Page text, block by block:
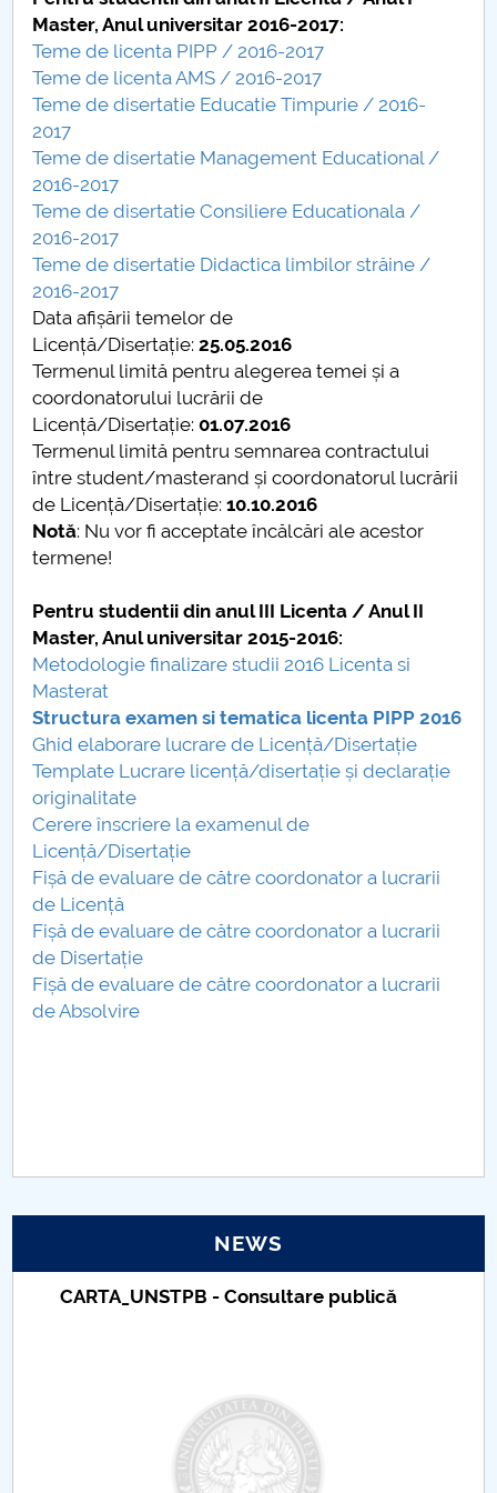
Nr. de telefon si adrese Facultăți
Admission
Români de pretutindeni - ADMITERE
Senate
Faculties
Studenți
Ghiduri pentru STUDENȚI
Public relations
International Relations
PNRR
Proiect SU-ETIC
Personal data protection
UPIT for the community
IOSUD/CSUD – PhD studies
Comisie de etica unversitară
Evenimente CUP
Accesibilitate pentru studenții cu dizabilități
Chestionar angajabilitate ALUMNI – UPB
CAR2026
Centrul de cercetări ştiinţifice în domeniul
psihopedagogiei aplicate PRO-ED-EXPERT
Master, Anul universitar 2016-2017:
Teme de licenta PIPP / 2016-2017
Teme de licenta AMS / 2016-2017
Teme de disertatie Educatie Timpurie / 2016-
2017
Teme de disertatie Management Educational /
2016-2017
Teme de disertatie Consiliere Educationala /
2016-2017
Teme de disertatie Didactica limbilor străine /
2016-2017
Data afișării temelor de
Licență/Disertație:25.05.2016
Termenul limită pentru alegerea temei și a
coordonatorului lucrării de
Licență/Disertație:01.07.2016
Termenul limită pentru semnarea contractului
între student/masterand și coordonatorul lucrării
de Licență/Disertație:10.10.2016
Notă: Nu vor fi acceptate încălcări ale acestor
termene!
Pentru studentii din anul III Licenta / Anul II
Master, Anul universitar 2015-2016:
Metodologie finalizare studii 2016 Licenta si
Masterat
Structura examen si tematica licenta PIPP 2016
Ghid elaborare lucrare de Licență/Disertație
Template Lucrare licență/disertație și declarație
originalitate
Cerere înscriere la examenul de
Licență/Disertație
Fișă de evaluare de către coordonator a lucrarii
de Licență
Fișă de evaluare de către coordonator a lucrarii
de Disertație
Fișă de evaluare de către coordonator a lucrarii
de Absolvire
NEWS
Taxe de școlarizare indexate – Centrul